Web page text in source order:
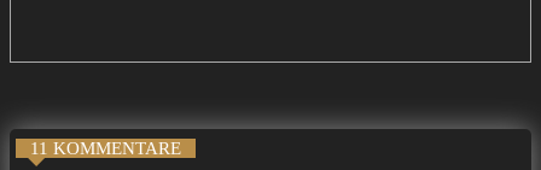
11 KOMMENTARE